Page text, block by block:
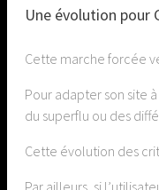
Une évolution pour
Cette marche forcée
Pour adapter son site
du superflu ou des
Cette évolution des
Par ailleurs, si